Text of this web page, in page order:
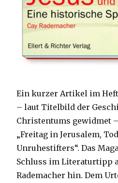
Ein kurzer Artikel im Heft
– laut Titelbild der
Christentums gewidmet
„Freitag in Jerusalem,
Unruhestifters“. Das
Schluss im Literaturtipp
Rademacher hin. Dem